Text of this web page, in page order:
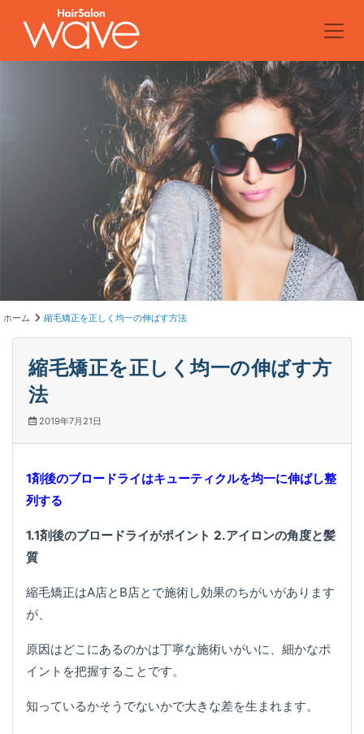
ホーム 縮毛矯正を正しく均一の伸ばす方法
縮毛矯正を正しく均一の伸ばす方
法
2019年7月21日
1剤後のブロードライはキューティクルを均一に伸ばし整
列する
1.1剤後のブロードライがポイント 2.アイロンの角度と髪
質
縮毛矯正はA店とB店とで施術し効果のちがいがあります
が、
原因はどこにあるのかは丁寧な施術いがいに、細かなポ
イントを把握することです。
知っているかそうでないかで大きな差を生まれます。